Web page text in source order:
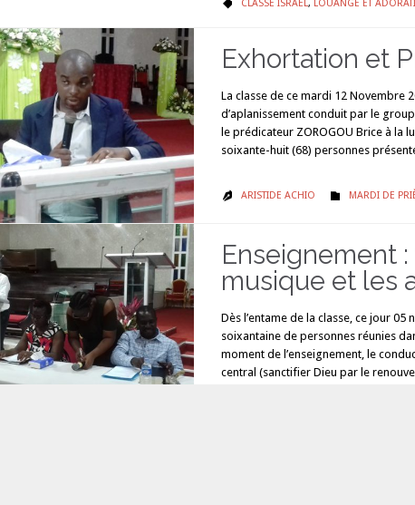
 CATÉGORIE
CLASSE ISRAËL, LOUANGE ET
Exhortation et
La classe de ce mardi 12 Novembre
d’aplanissement conduit par le
le prédicateur ZOROGOU Brice à la
soixante-huit (68) personnes
 ARISTIDE ACHIO  CATÉGORIE
MARDI DE
Enseignement
musique et les
Dès l’entame de la classe, ce jour
soixantaine de personnes réunies
moment de l’enseignement, le
central (sanctifier Dieu par le